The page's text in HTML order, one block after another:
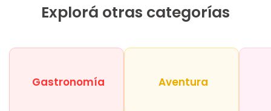
Explorá otras categorías
Gastronomía Aventura